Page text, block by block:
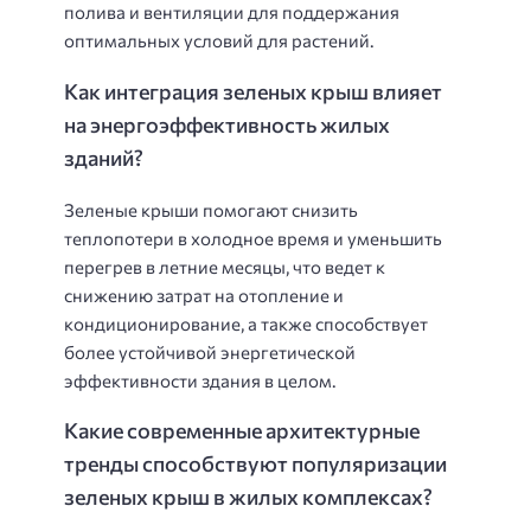
полива и вентиляции для поддержания
оптимальных условий для растений.
Как интеграция зеленых крыш влияет
на энергоэффективность жилых
зданий?
Зеленые крыши помогают снизить
теплопотери в холодное время и уменьшить
перегрев в летние месяцы, что ведет к
снижению затрат на отопление и
кондиционирование, а также способствует
более устойчивой энергетической
эффективности здания в целом.
Какие современные архитектурные
тренды способствуют популяризации
зеленых крыш в жилых комплексах?